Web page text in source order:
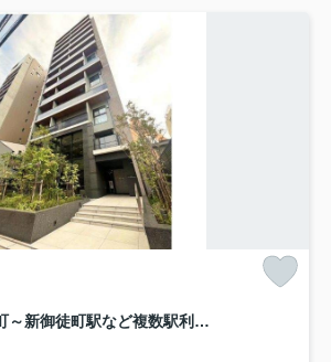
クレヴィア新御徒町～新御徒町駅など複数駅利用可～